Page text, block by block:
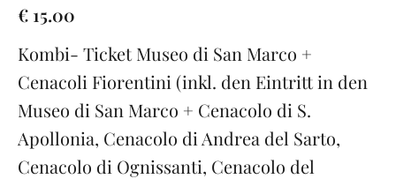
€ 15.00
Kombi- Ticket Museo di San Marco +
Cenacoli Fiorentini (inkl. den Eintritt in den
Museo di San Marco + Cenacolo di S.
Apollonia, Cenacolo di Andrea del Sarto,
Cenacolo di Ognissanti, Cenacolo del